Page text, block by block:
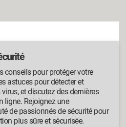
conseils pour protéger votre
astuces pour détecter et
et discutez des dernières
ligne. Rejoignez une
de passionnés de sécurité pour
plus sûre et sécurisée.